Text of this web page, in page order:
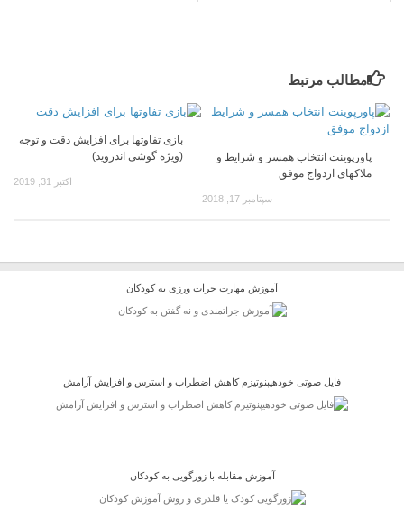
مطالب مرتبط
بازی تفاوتها برای افزایش دقت و توجه
(ویژه گوشی اندروید)
اکتبر 31, 2019
پاورپوینت انتخاب همسر و شرایط و
ملاکهای ازدواج موفق
سپتامبر 17, 2018
آموزش مقابله با زورگویی به کودکان
فایل صوتی خودهیپنوتیزم کاهش اضطراب و استرس و افزایش آرامش
آموزش مهارت جرات ورزی به کودکان